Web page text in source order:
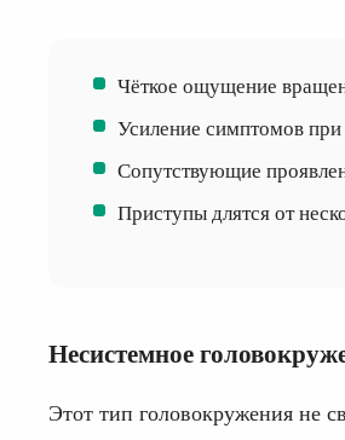
Чёткое ощущение
Усиление симптомов
Сопутствующие
Приступы длятся от
Несистемное
Этот тип головокружения не